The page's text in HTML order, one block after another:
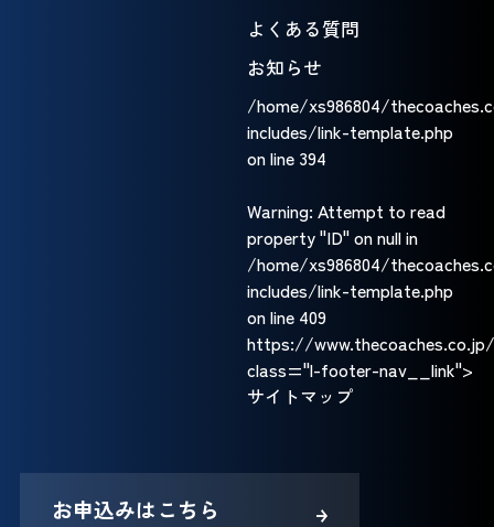
よくある質問
お知らせ
/home/xs986804/
includes/link-template.php
on line 394
Warning: Attempt to read
property "ID" on null in
/home/xs986804/
includes/link-template.php
on line 409
https://
class="l-footer-nav__link">
サイトマップ
お申込みはこちら